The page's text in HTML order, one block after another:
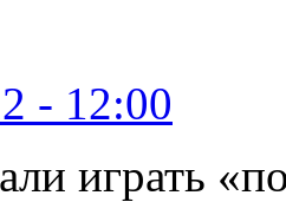
- 12:00
играть